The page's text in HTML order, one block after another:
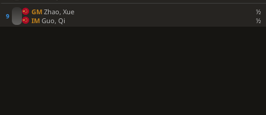
GM Zhao, Xue
½
IM Guo, Qi
½